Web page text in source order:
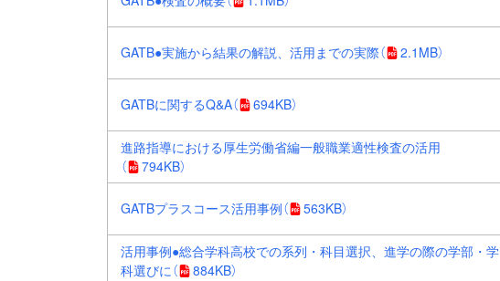
GATB●実施から結果の解説、活用までの実際（ 2.1MB）
GATBに関するQ&A（ 694KB）
進路指導における厚生労働省編一般職業適性検査の活用
（
794KB）
GATBプラスコース活用事例（ 563KB）
活用事例●総合学科高校での系列・科目選択、進学の際の学部・学
科選びに（ 884KB）